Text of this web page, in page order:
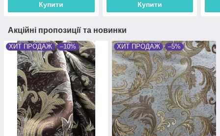
Купити Купити
Акційні пропозиції та новинки
ХИТ ПРОДАЖ –10% ХИТ ПРОДАЖ –5%